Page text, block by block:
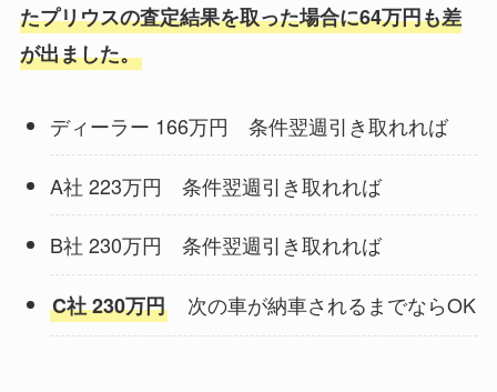
たプリウスの査定結果を取った場合に64万円も差
が出ました。
ディーラー 166万円 条件翌週引き取れれば
A社 223万円 条件翌週引き取れれば
B社 230万円 条件翌週引き取れれば
C社 230万円次の車が納車されるまでならOK